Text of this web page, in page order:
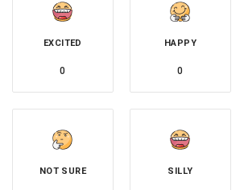
EXCITED
0
HAPPY
0
NOT SURE SILLY